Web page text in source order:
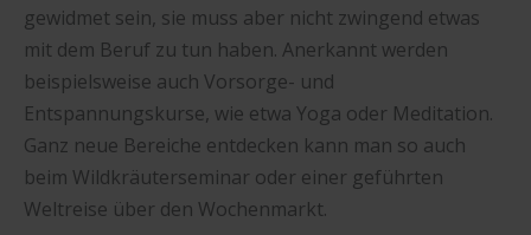
gewidmet sein, sie muss aber nicht zwingend etwas
mit dem Beruf zu tun haben. Anerkannt werden
beispielsweise auch Vorsorge- und
Entspannungskurse, wie etwa Yoga oder Meditation.
Ganz neue Bereiche entdecken kann man so auch
beim Wildkräuterseminar oder einer geführten
Weltreise über den Wochenmarkt.